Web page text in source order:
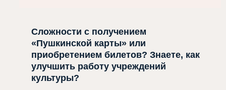
Сложности с получением
«Пушкинской карты» или
приобретением билетов? Знаете, как
улучшить работу учреждений
культуры?